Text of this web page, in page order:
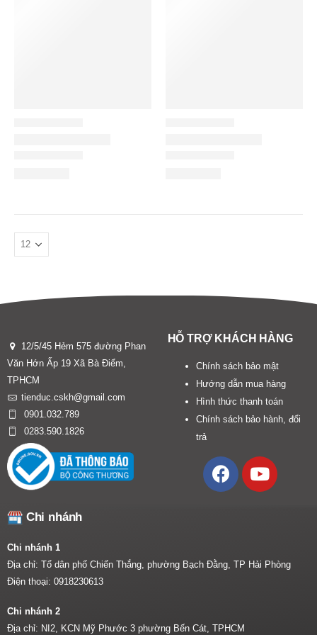
12/5/45 Hẻm 575 đường Phan
Văn Hớn Ấp 19 Xã Bà Điểm,
TPHCM
tienduc.cskh@gmail.com
0901.032.789
0283.590.1826
HỖ TRỢ KHÁCH HÀNG
Chính sách bảo mật
Hướng dẫn mua hàng
Hình thức thanh toán
Chính sách bảo hành, đổi
trả
Chi nhánh
Chi nhánh 1
Địa chỉ: Tổ dân phố Chiến Thắng, phường Bạch Đằng, TP Hải Phòng
Điện thoại: 0918230613
Chi nhánh 2
Địa chỉ: NI2, KCN Mỹ Phước 3 phường Bến Cát, TPHCM